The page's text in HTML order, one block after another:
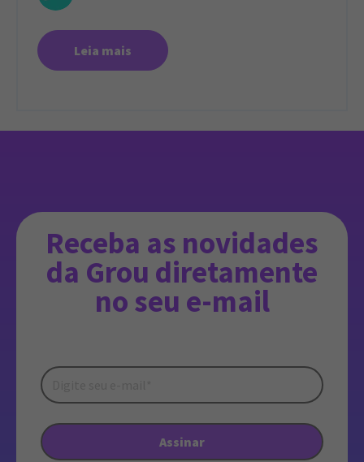
Leia mais
Receba as novidades
da Grou diretamente
no seu e-mail